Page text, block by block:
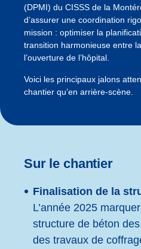
(DPMI) du CISSS de la
d’assurer une coordination
mission : optimiser la
transition harmonieuse entre
l’ouverture de l’hôpital.
Voici les principaux jalons
chantier qu’en arrière-scène.
Sur le chantier
Finalisation de la
L’année 2025
structure de béton
des travaux de